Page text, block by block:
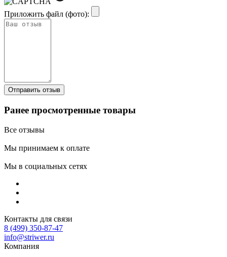
Приложить файл (фото):
Ранее просмотренные товары
Все отзывы
Мы принимаем к оплате
Мы в социальных сетях
Контакты для связи
8 (499) 350-87-47
info@striwer.ru
Компания